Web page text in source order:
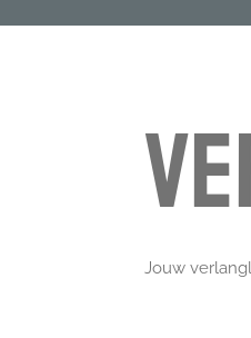
Jouw